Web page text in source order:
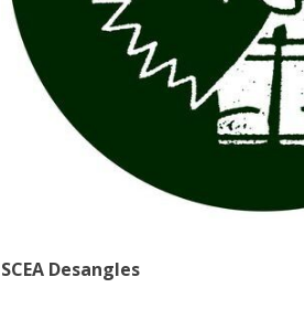
SCEA Desangles